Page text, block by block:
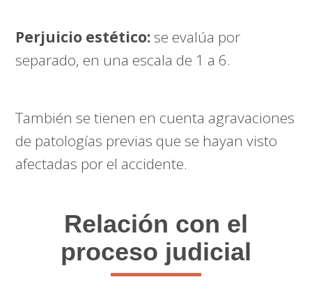
Perjuicio estético: se evalúa por
separado, en una escala de 1 a 6.
También se tienen en cuenta agravaciones
de patologías previas que se hayan visto
afectadas por el accidente.
Relación con el
proceso judicial